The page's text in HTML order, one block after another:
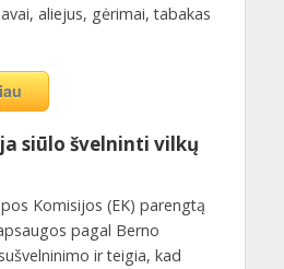
aliejus, gėrimai, tabakas
siūlo švelninti vilkų
Komisijos (EK) parengtą
pagal Berno
ir teigia, kad